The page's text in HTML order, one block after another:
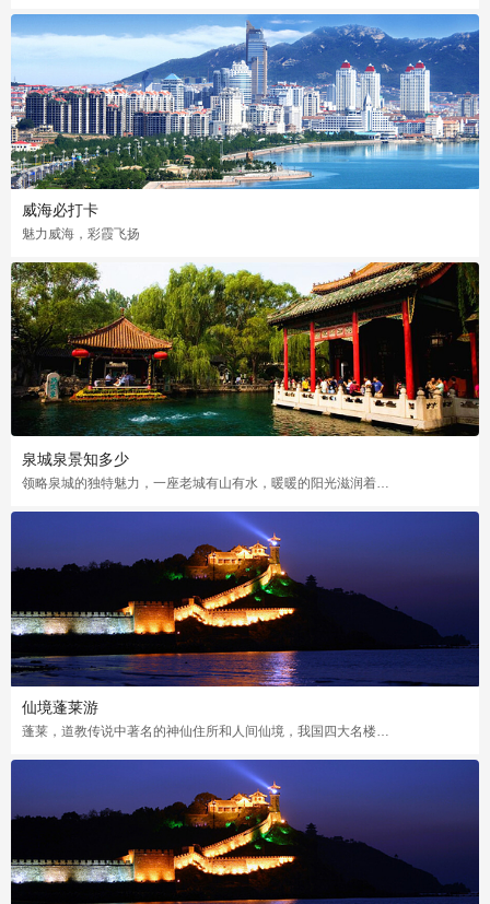
威海必打卡
魅力威海，彩霞飞扬
泉城泉景知多少
仙境蓬莱游
蓬莱，道教传说中著名的神仙住所和人间仙境，我国四大名楼之一，八仙过海的神话故事源于这里